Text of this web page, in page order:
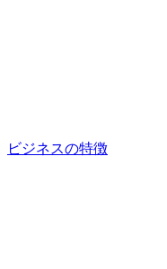
ビジネスの特徴